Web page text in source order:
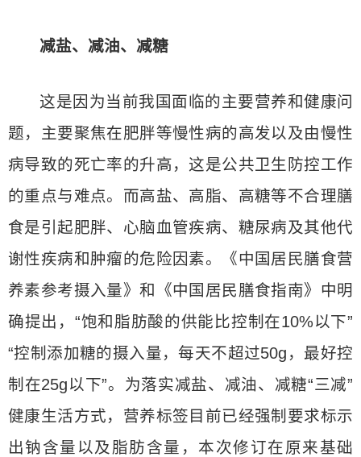
减盐、减油、减糖
这是因为当前我国面临的主要营养和健康问
题，主要聚焦在肥胖等慢性病的高发以及由慢性
病导致的死亡率的升高，这是公共卫生防控工作
的重点与难点。而高盐、高脂、高糖等不合理膳
食是引起肥胖、心脑血管疾病、糖尿病及其他代
谢性疾病和肿瘤的危险因素。《中国居民膳食营
养素参考摄入量》和《中国居民膳食指南》中明
确提出，“饱和脂肪酸的供能比控制在10%以下”
“控制添加糖的摄入量，每天不超过50g，最好控
制在25g以下”。为落实减盐、减油、减糖“三减”
健康生活方式，营养标签目前已经强制要求标示
出钠含量以及脂肪含量，本次修订在原来基础